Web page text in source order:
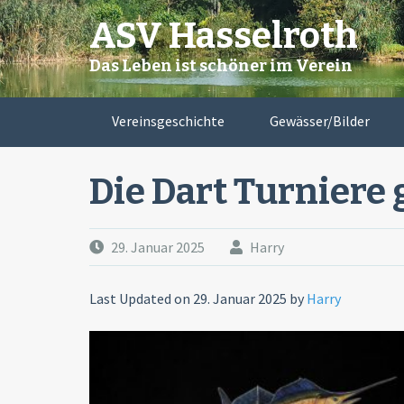
Skip
to
content
ASV Hasselroth
Das Leben ist schöner im Verein
Vereinsgeschichte Gewässer/Bilder
Die Dart Turniere
29. Januar 2025 Harry
Last Updated on 29. Januar 2025 by Harry